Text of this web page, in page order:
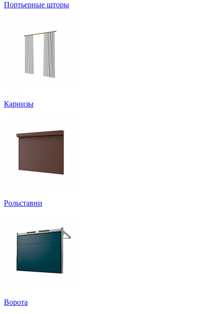
Портьерные шторы
Карнизы
Рольставни
Ворота